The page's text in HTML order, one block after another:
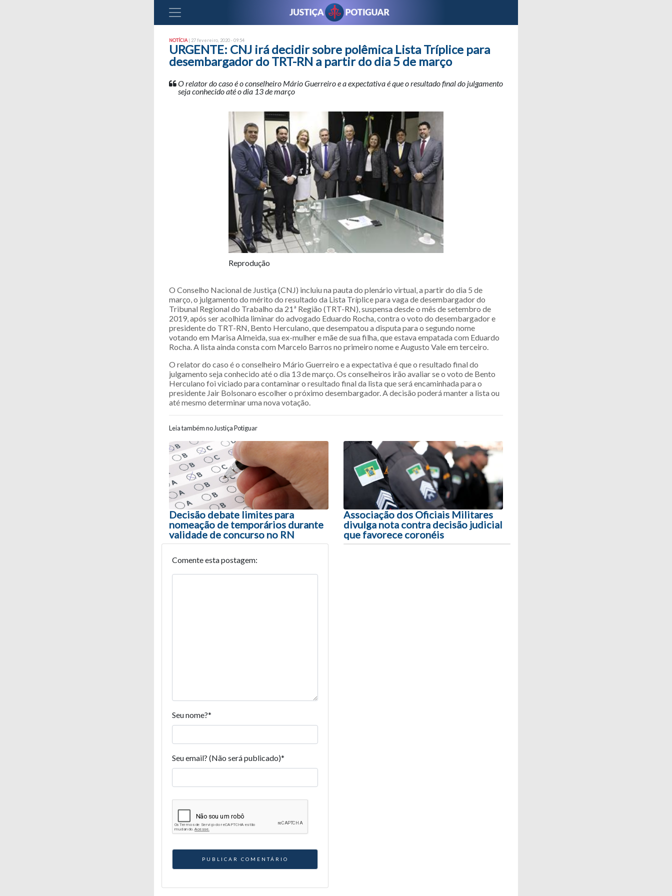
NOTÍCIA | 27 fevereiro, 2020 - 09:54
URGENTE: CNJ irá decidir sobre polêmica Lista Tríplice para
desembargador do TRT-RN a partir do dia 5 de março
O relator do caso é o conselheiro Mário Guerreiro e a expectativa é que o resultado final do julgamento
seja conhecido até o dia 13 de março
Reprodução
O Conselho Nacional de Justiça (CNJ) incluiu na pauta do plenário virtual, a partir do dia 5 de
março, o julgamento do mérito do resultado da Lista Tríplice para vaga de desembargador do
Tribunal Regional do Trabalho da 21ª Região (TRT-RN), suspensa desde o mês de setembro de
2019, após ser acolhida liminar do advogado Eduardo Rocha, contra o voto do desembargador e
presidente do TRT-RN, Bento Herculano, que desempatou a disputa para o segundo nome
votando em Marisa Almeida, sua ex-mulher e mãe de sua filha, que estava empatada com Eduardo
Rocha. A lista ainda consta com Marcelo Barros no primeiro nome e Augusto Vale em terceiro.
O relator do caso é o conselheiro Mário Guerreiro e a expectativa é que o resultado final do
julgamento seja conhecido até o dia 13 de março. Os conselheiros irão avaliar se o voto de Bento
Herculano foi viciado para contaminar o resultado final da lista que será encaminhada para o
presidente Jair Bolsonaro escolher o próximo desembargador. A decisão poderá manter a lista ou
até mesmo determinar uma nova votação.
Leia também no Justiça Potiguar
Navegação entre posts
Decisão debate limites para
nomeação de temporários durante
validade de concurso no RN
Associação dos Oficiais Militares
divulga nota contra decisão judicial
que favorece coronéis
Comente esta postagem:
Seu nome?*
Seu email? (Não será publicado)*